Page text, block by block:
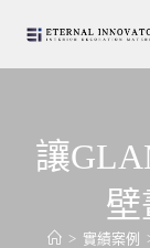
讓
壁
> 實績案例